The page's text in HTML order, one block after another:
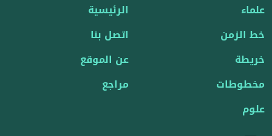
علماء
خط الزمن
خريطة
مخطوطات
علوم
الرئيسية
اتصل بنا
عن الموقع
مراجع